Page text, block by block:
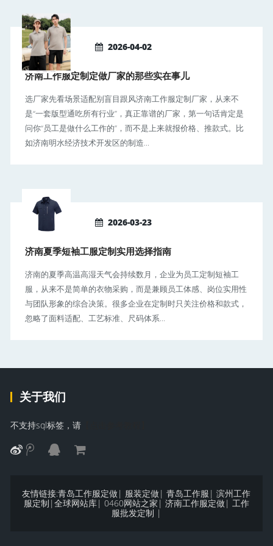
2026-04-02
济南工作服定制定做厂家的那些实在事儿
选厂家先看场景适配别盲目跟风济南工作服定制厂家，从来不
是“一套版型通吃所有行业”，真正靠谱的厂家，第一句话肯定是
问你“员工是做什么工作的”，而不是上来就报价格、推款式。比
如济南明水经济技术开发区的制造...
2026-03-23
济南夏季短袖工服定制实用选择指南
济南的夏季高温高湿天气会持续数月，企业为员工定制短袖工
服，从来不是简单的衣物采购，而是兼顾员工体感、岗位实用性
与团队形象的综合决策。很多企业在定制时只关注价格和款式，
忽略了面料适配、工艺标准、尺码体系...
关于我们
不支持sql标签，请
友情链接:青岛工作服定做| 服装定做|青岛工作服 |滨州工作
服定制 | 全球网站库| 0460网站之家 | 济南工作服定做| 工作
服批发定制 |